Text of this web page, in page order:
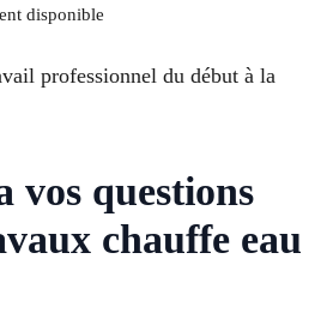
disponible
professionnel du début à la
vos questions
chauffe eau